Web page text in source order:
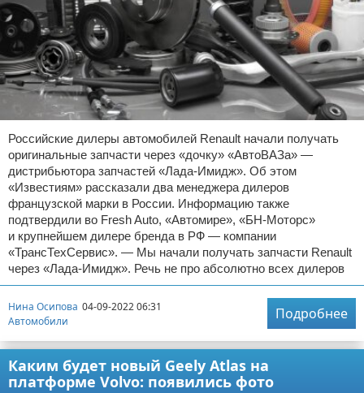
Российские дилеры автомобилей Renault начали получать
оригинальные запчасти через «дочку» «АвтоВАЗа» —
дистрибьютора запчастей «Лада-Имидж». Об этом
«Известиям» рассказали два менеджера дилеров
французской марки в России. Информацию также
подтвердили во Fresh Auto, «Автомире», «БН-Моторс»
и крупнейшем дилере бренда в РФ — компании
«ТрансТехСервис». — Мы начали получать запчасти Renault
через «Лада-Имидж». Речь не про абсолютно всех дилеров
Нина Осипова 04-09-2022 06:31
Автомобили
Подробнее
Каким будет новый Geely Atlas на
платформе Volvo: появились фото